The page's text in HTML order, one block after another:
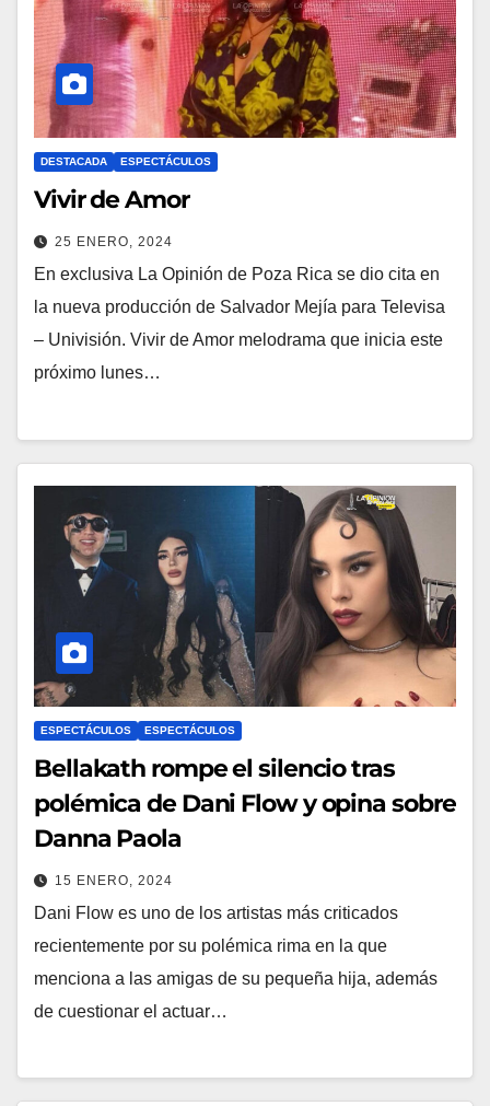
DESTACADA ESPECTÁCULOS
Vivir de Amor
25 ENERO, 2024
En exclusiva La Opinión de Poza Rica se dio cita en
la nueva producción de Salvador Mejía para Televisa
– Univisión. Vivir de Amor melodrama que inicia este
próximo lunes…
ESPECTÁCULOS ESPECTÁCULOS
Bellakath rompe el silencio tras
polémica de Dani Flow y opina sobre
Danna Paola
15 ENERO, 2024
Dani Flow es uno de los artistas más criticados
recientemente por su polémica rima en la que
menciona a las amigas de su pequeña hija, además
de cuestionar el actuar…